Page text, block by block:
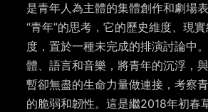
是青年人為主體的集體創作和劇場
“青年”的思考，它的歷史維度、現
度，置於一種未完成的排演討論中
體、語言和音樂，將青年的沉浮，
暫卻無盡的生命力量做連接，考察
的脆弱和韌性。這是繼2018年初春